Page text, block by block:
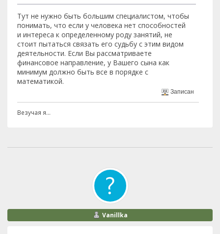
Тут не нужно быть большим специалистом, чтобы
понимать, что если у человека нет способностей
и интереса к определенному роду занятий, не
стоит пытаться связать его судьбу с этим видом
деятельности. Если Вы рассматриваете
финансовое направление, у Вашего сына как
минимум должно быть все в порядке с
математикой.
Записан
Везучая я...
Vanillka